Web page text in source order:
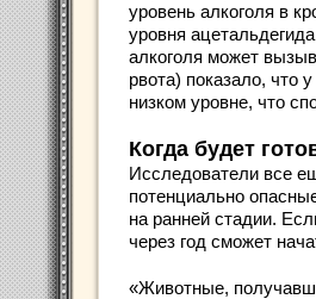
уровень алкоголя в
уровня
алкоголя может
рвота) показало, что
низком уровне, что
Когда будет
Исследователи все
потенциально
на ранней стадии.
через год сможет
«Животные,